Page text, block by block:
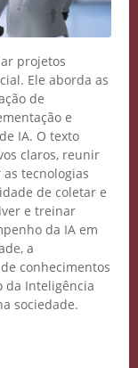
projetos
Ele aborda as
de
e
IA. O texto
claros, reunir
tecnologias
de coletar e
e treinar
da IA em
a
conhecimentos
da Inteligência
sociedade.